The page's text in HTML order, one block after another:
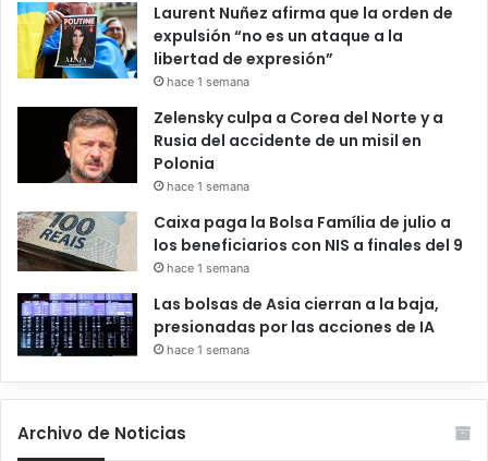
Laurent Nuñez afirma que la orden de
expulsión “no es un ataque a la
libertad de expresión”
hace 1 semana
Zelensky culpa a Corea del Norte y a
Rusia del accidente de un misil en
Polonia
hace 1 semana
Caixa paga la Bolsa Família de julio a
los beneficiarios con NIS a finales del 9
hace 1 semana
Las bolsas de Asia cierran a la baja,
presionadas por las acciones de IA
hace 1 semana
Archivo de Noticias